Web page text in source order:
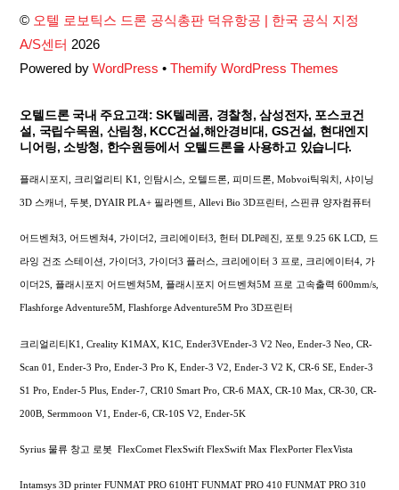
© 오텔 로보틱스 드론 공식총판 덕유항공 | 한국 공식 지정
A/S센터 2026
Powered byWordPress •Themify WordPress Themes
오텔드론 국내 주요고객: SK텔레콤, 경찰청, 삼성전자, 포스코건
설, 국립수목원, 산림청, KCC건설,해안경비대, GS건설, 현대엔지
니어링, 소방청, 한수원등에서 오텔드론을 사용하고 있습니다.
플래시포지, 크리얼리티 K1, 인탐시스, 오텔드론, 피미드론, Mobvoi틱워치, 샤이닝
3D 스캐너, 두봇, DYAIR PLA+ 필라멘트, Allevi Bio 3D프린터, 스핀큐 양자컴퓨터
어드벤쳐3, 어드벤쳐4, 가이더2, 크리에이터3, 헌터 DLP레진, 포토 9.25 6K LCD, 드
라잉 건조 스테이션, 가이더3, 가이더3 플러스, 크리에이터 3 프로, 크리에이터4, 가
이더2S, 플래시포지 어드벤쳐5M, 플래시포지 어드벤쳐5M 프로 고속출력 600mm/s,
Flashforge Adventure5M, Flashforge Adventure5M Pro 3D프린터
크리얼리티K1, Creality K1MAX, K1C, Ender3VEnder-3 V2 Neo, Ender-3 Neo, CR-
Scan 01, Ender-3 Pro, Ender-3 Pro K, Ender-3 V2, Ender-3 V2 K, CR-6 SE, Ender-3
S1 Pro, Ender-5 Plus, Ender-7, CR10 Smart Pro, CR-6 MAX, CR-10 Max, CR-30, CR-
200B, Sermmoon V1, Ender-6, CR-10S V2, Ender-5K
Syrius 물류 창고 로봇 FlexComet FlexSwift FlexSwift Max FlexPorter FlexVista
Intamsys 3D printer FUNMAT PRO 610HT FUNMAT PRO 410 FUNMAT PRO 310